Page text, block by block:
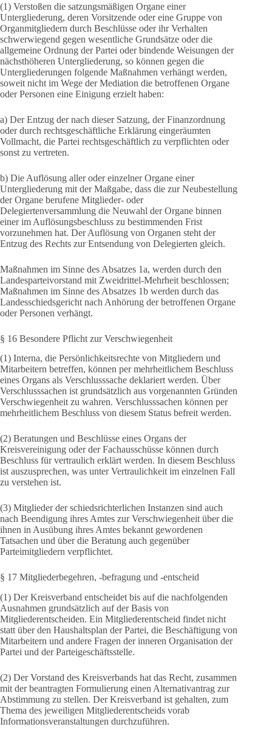
(1) Verstoßen die satzungsmäßigen Organe einer
Untergliederung, deren Vorsitzende oder eine Gruppe von
Organmitgliedern durch Beschlüsse oder ihr Verhalten
schwerwiegend gegen wesentliche Grundsätze oder die
allgemeine Ordnung der Partei oder bindende Weisungen der
nächsthöheren Untergliederung, so können gegen die
Untergliederungen folgende Maßnahmen verhängt werden,
soweit nicht im Wege der Mediation die betroffenen Organe
oder Personen eine Einigung erzielt haben:
a) Der Entzug der nach dieser Satzung, der Finanzordnung
oder durch rechtsgeschäftliche Erklärung eingeräumten
Vollmacht, die Partei rechtsgeschäftlich zu verpflichten oder
sonst zu vertreten.
b) Die Auflösung aller oder einzelner Organe einer
Untergliederung mit der Maßgabe, dass die zur Neubestellung
der Organe berufene Mitglieder- oder
Delegiertenversammlung die Neuwahl der Organe binnen
einer im Auflösungsbeschluss zu bestimmenden Frist
vorzunehmen hat. Der Auflösung von Organen steht der
Entzug des Rechts zur Entsendung von Delegierten gleich.
Maßnahmen im Sinne des Absatzes 1a, werden durch den
Landesparteivorstand mit Zweidrittel-Mehrheit beschlossen;
Maßnahmen im Sinne des Absatzes 1b werden durch das
Landesschiedsgericht nach Anhörung der betroffenen Organe
oder Personen verhängt.
§ 16 Besondere Pflicht zur Verschwiegenheit
(1) Interna, die Persönlichkeitsrechte von Mitgliedern und
Mitarbeitern betreffen, können per mehrheitlichem Beschluss
eines Organs als Verschlusssache deklariert werden. Über
Verschlusssachen ist grundsätzlich aus vorgenannten Gründen
Verschwiegenheit zu wahren. Verschlusssachen können per
mehrheitlichem Beschluss von diesem Status befreit werden.
(2) Beratungen und Beschlüsse eines Organs der
Kreisvereinigung oder der Fachausschüsse können durch
Beschluss für vertraulich erklärt werden. In diesem Beschluss
ist auszusprechen, was unter Vertraulichkeit im einzelnen Fall
zu verstehen ist.
(3) Mitglieder der schiedsrichterlichen Instanzen sind auch
nach Beendigung ihres Amtes zur Verschwiegenheit über die
ihnen in Ausübung ihres Amtes bekannt gewordenen
Tatsachen und über die Beratung auch gegenüber
Parteimitgliedern verpflichtet.
§ 17 Mitgliederbegehren, -befragung und -entscheid
(1) Der Kreisverband entscheidet bis auf die nachfolgenden
Ausnahmen grundsätzlich auf der Basis von
Mitgliederentscheiden. Ein Mitgliederentscheid findet nicht
statt über den Haushaltsplan der Partei, die Beschäftigung von
Mitarbeitern und andere Fragen der inneren Organisation der
Partei und der Parteigeschäftsstelle.
(2) Der Vorstand des Kreisverbands hat das Recht, zusammen
mit der beantragten Formulierung einen Alternativantrag zur
Abstimmung zu stellen. Der Kreisverband ist gehalten, zum
Thema des jeweiligen Mitgliederentscheids vorab
Informationsveranstaltungen durchzuführen.